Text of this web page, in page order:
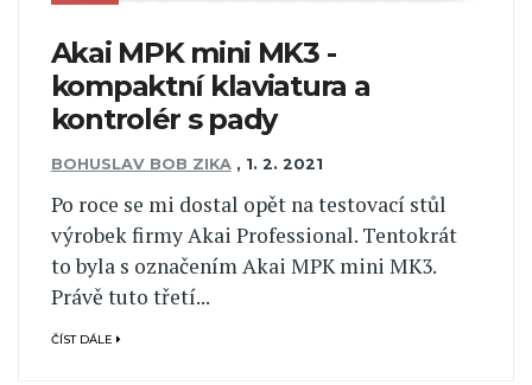
Akai MPK mini MK3 -
kompaktní klaviatura a
kontrolér s pady
BOHUSLAV BOB ZIKA , 1. 2. 2021
Po roce se mi dostal opět na testovací stůl
výrobek firmy Akai Professional. Tentokrát
to byla s označením Akai MPK mini MK3.
Právě tuto třetí...
ČÍST DÁLE